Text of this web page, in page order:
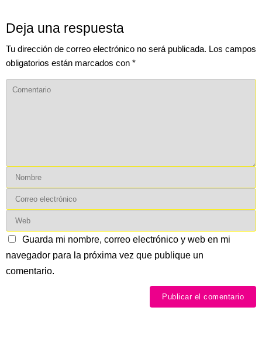
Deja una respuesta
Tu dirección de correo electrónico no será publicada. Los campos
obligatorios están marcados con *
Guarda mi nombre, correo electrónico y web en mi
navegador para la próxima vez que publique un
comentario.